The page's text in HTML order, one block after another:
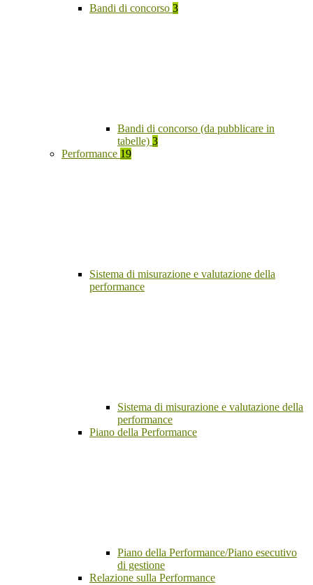
Bandi di concorso 3
Bandi di concorso (da pubblicare in
tabelle) 3
Performance 19
Sistema di misurazione e valutazione della
performance
Sistema di misurazione e valutazione della
performance
Piano della Performance
Piano della Performance/Piano esecutivo
di gestione
Relazione sulla Performance